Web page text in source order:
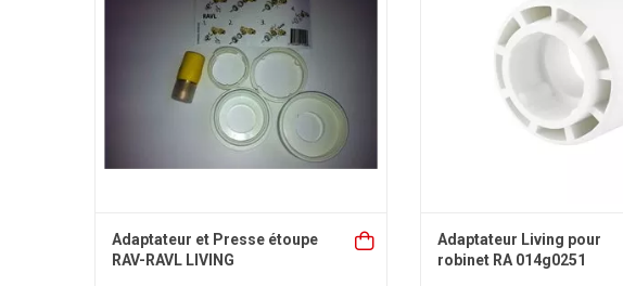
Adaptateur et Presse étoupe
RAV-RAVL LIVING
Adaptateur Living pour
robinet RA 014g0251